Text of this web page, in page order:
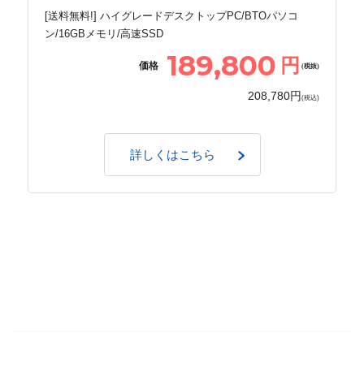
[送料無料!] ハイグレードデスクトップPC/BTOパソコ
ン/16GBメモリ/高速SSD
価格 189,800 円 (税抜)
208,780円 (税込)
詳しくはこちら